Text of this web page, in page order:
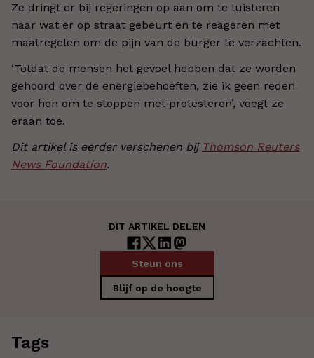
Ze dringt er bij regeringen op aan om te luisteren
naar wat er op straat gebeurt en te reageren met
maatregelen om de pijn van de burger te verzachten.
‘Totdat de mensen het gevoel hebben dat ze worden
gehoord over de energiebehoeften, zie ik geen reden
voor hen om te stoppen met protesteren’, voegt ze
eraan toe.
Dit artikel is eerder verschenen bij Thomson Reuters
News Foundation.
DIT ARTIKEL DELEN
Steun ons
Blijf op de hoogte
Tags